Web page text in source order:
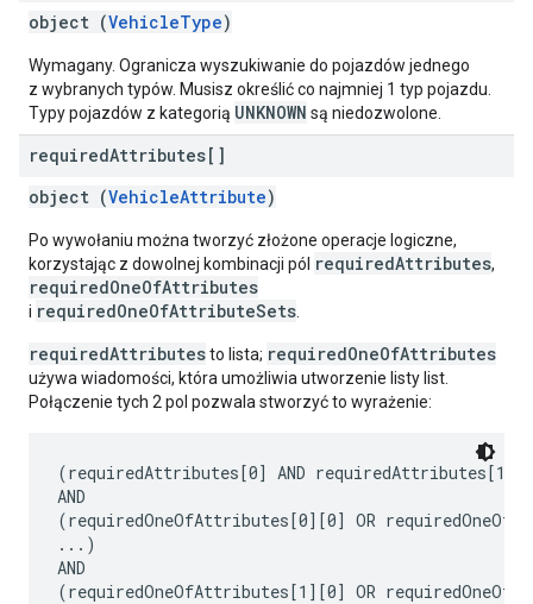
object (VehicleType)
Wymagany. Ogranicza wyszukiwanie do pojazdów jednego
z wybranych typów. Musisz określić co najmniej 1 typ pojazdu.
Typy pojazdów z kategorią UNKNOWN są niedozwolone.
requiredAttributes[]
object (VehicleAttribute)
Po wywołaniu można tworzyć złożone operacje logiczne,
korzystając z dowolnej kombinacji pól requiredAttributes,
requiredOneOfAttributes
i requiredOneOfAttributeSets
requiredAttributesto lista; requiredOneOfAttributes
używa wiadomości, która umożliwia utworzenie listy list.
Połączenie tych 2 pol pozwala stworzyć to wyrażenie:
(requiredAttributes[0] AND requiredAttributes[1]
AND
(requiredOneOfAttributes[0][0] OR
...)
AND
(requiredOneOfAttributes[1][0] OR